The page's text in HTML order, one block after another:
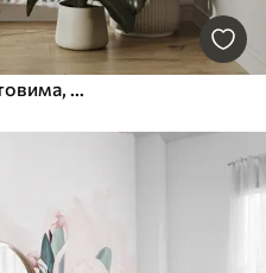
Фламингоси у тропским листовима, акварел, розе и маслинасте боје